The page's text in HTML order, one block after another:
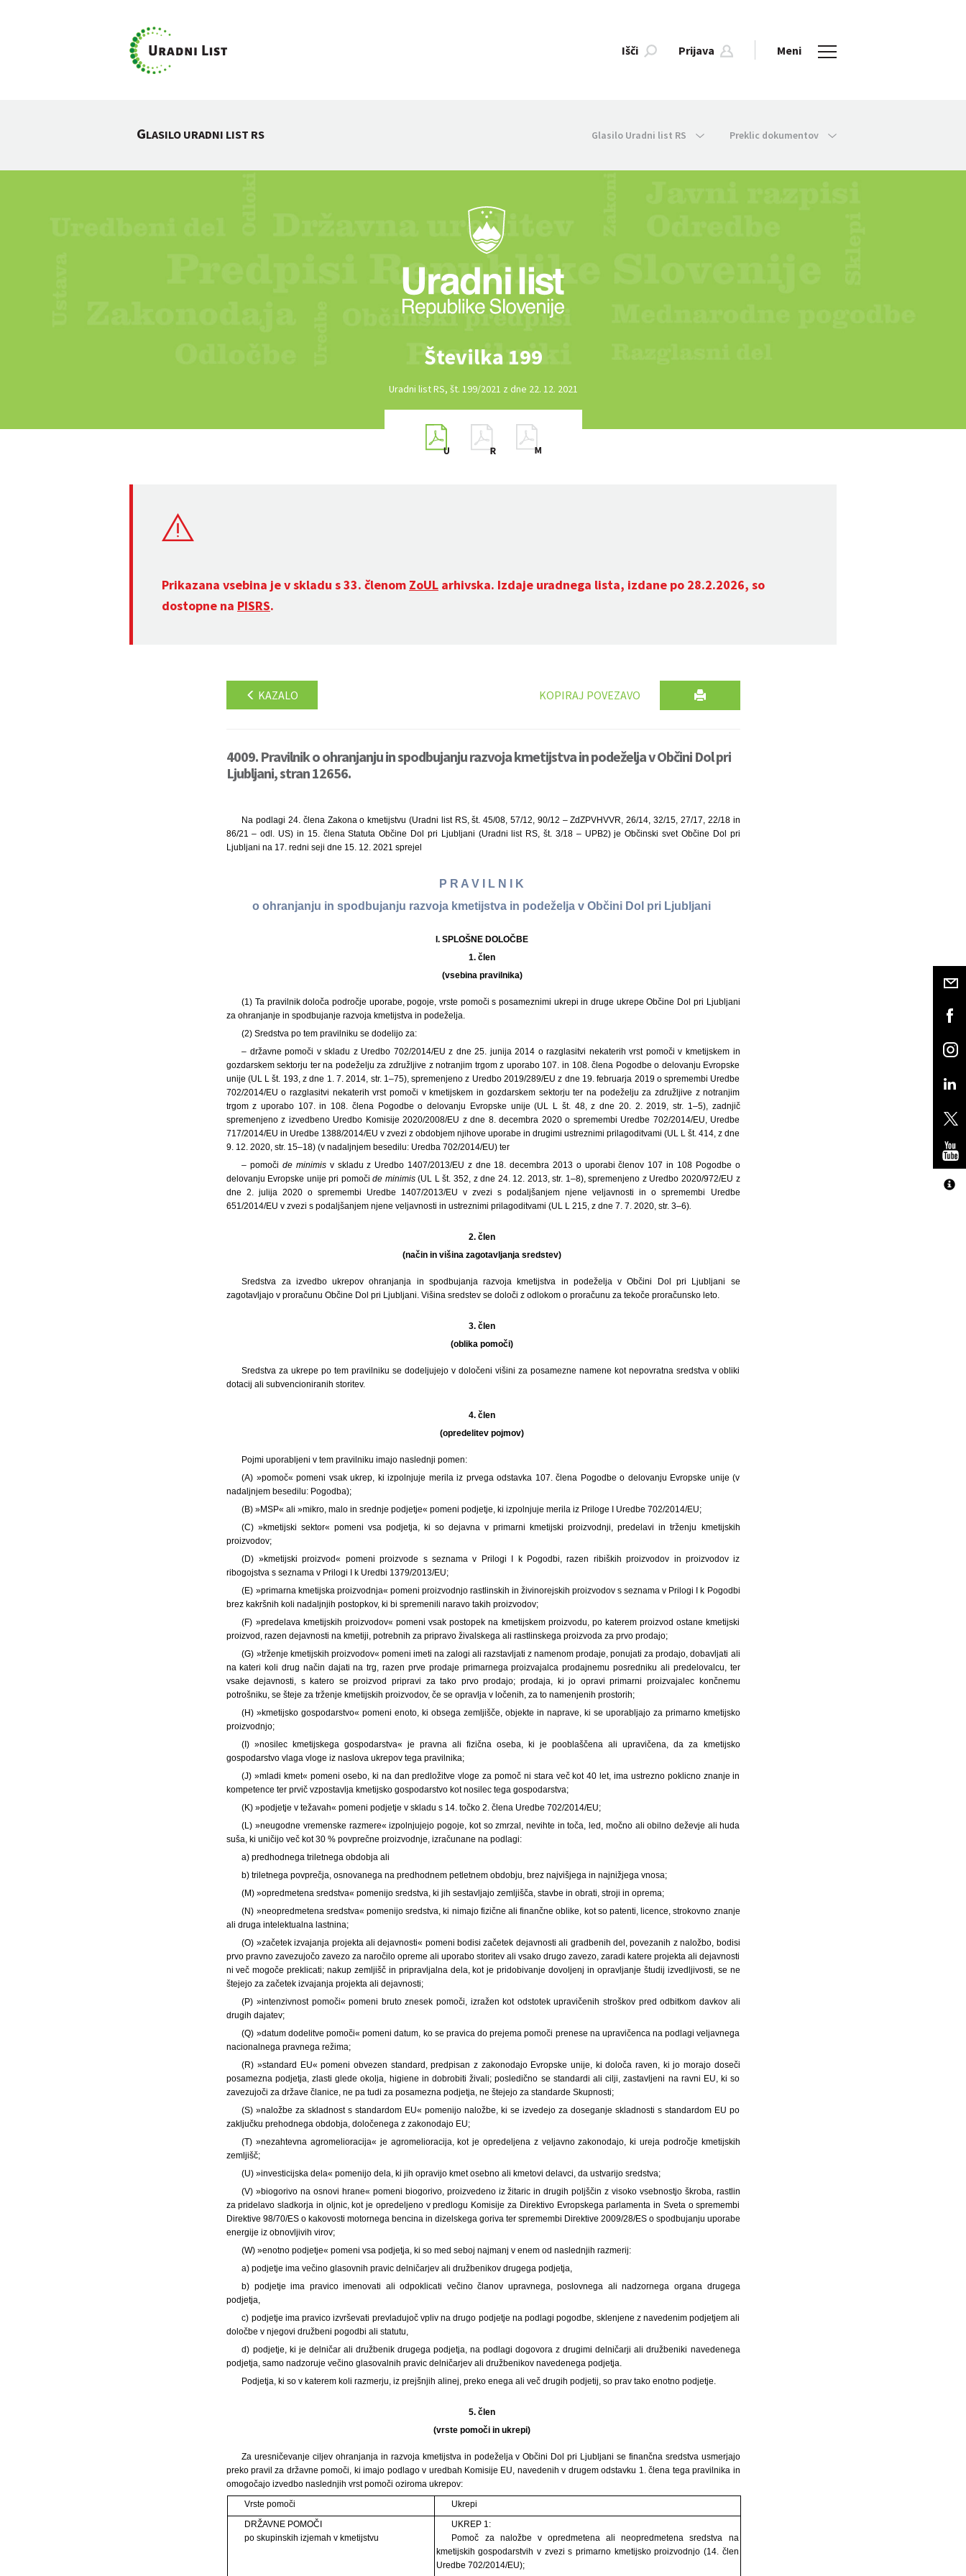
Išči Prijava Meni
GLASILO URADNI LIST RS Glasilo Uradni list RS Preklic dokumentov
Številka 199
Uradni list RS, št. 199/2021 z dne 22. 12. 2021
Prikazana vsebina je v skladu s 33. členom ZoUL arhivska. Izdaje uradnega lista, izdane po 28.2.2026, so
dostopne na PISRS.
KAZALO KOPIRAJ POVEZAVO
4009. Pravilnik o ohranjanju in spodbujanju razvoja kmetijstva in podeželja v Občini Dol pri
Ljubljani, stran 12656.
Na podlagi 24. člena Zakona o kmetijstvu (Uradni list RS, št. 45/08, 57/12, 90/12 – ZdZPVHVVR, 26/14, 32/15, 27/17, 22/18 in
86/21 – odl. US) in 15. člena Statuta Občine Dol pri Ljubljani (Uradni list RS, št. 3/18 – UPB2) je Občinski svet Občine Dol pri
Ljubljani na 17. redni seji dne 15. 12. 2021 sprejel
P R A V I L N I K
o ohranjanju in spodbujanju razvoja kmetijstva in podeželja v Občini Dol pri Ljubljani
I. SPLOŠNE DOLOČBE
1. člen
(vsebina pravilnika)
(1) Ta pravilnik določa področje uporabe, pogoje, vrste pomoči s posameznimi ukrepi in druge ukrepe Občine Dol pri Ljubljani
za ohranjanje in spodbujanje razvoja kmetijstva in podeželja.
(2) Sredstva po tem pravilniku se dodelijo za:
– državne pomoči v skladu z Uredbo 702/2014/EU z dne 25. junija 2014 o razglasitvi nekaterih vrst pomoči v kmetijskem in
gozdarskem sektorju ter na podeželju za združljive z notranjim trgom z uporabo 107. in 108. člena Pogodbe o delovanju Evropske
unije (UL L št. 193, z dne 1. 7. 2014, str. 1–75), spremenjeno z Uredbo 2019/289/EU z dne 19. februarja 2019 o spremembi Uredbe
702/2014/EU o razglasitvi nekaterih vrst pomoči v kmetijskem in gozdarskem sektorju ter na podeželju za združljive z notranjim
trgom z uporabo 107. in 108. člena Pogodbe o delovanju Evropske unije (UL L št. 48, z dne 20. 2. 2019, str. 1–5), zadnjič
spremenjeno z izvedbeno Uredbo Komisije 2020/2008/EU z dne 8. decembra 2020 o spremembi Uredbe 702/2014/EU, Uredbe
717/2014/EU in Uredbe 1388/2014/EU v zvezi z obdobjem njihove uporabe in drugimi ustreznimi prilagoditvami (UL L št. 414, z dne
9. 12. 2020, str. 15–18) (v nadaljnjem besedilu: Uredba 702/2014/EU) ter
– pomočide minimisv skladu z Uredbo 1407/2013/EU z dne 18. decembra 2013 o uporabi členov 107 in 108 Pogodbe o
delovanju Evropske unije pri pomočide minimis(UL L št. 352, z dne 24. 12. 2013, str. 1–8), spremenjeno z Uredbo 2020/972/EU z
dne 2. julija 2020 o spremembi Uredbe 1407/2013/EU v zvezi s podaljšanjem njene veljavnosti in o spremembi Uredbe
651/2014/EU v zvezi s podaljšanjem njene veljavnosti in ustreznimi prilagoditvami (UL L 215, z dne 7. 7. 2020, str. 3–6).
2. člen
(način in višina zagotavljanja sredstev)
Sredstva za izvedbo ukrepov ohranjanja in spodbujanja razvoja kmetijstva in podeželja v Občini Dol pri Ljubljani se
zagotavljajo v proračunu Občine Dol pri Ljubljani. Višina sredstev se določi z odlokom o proračunu za tekoče proračunsko leto.
3. člen
(oblika pomoči)
Sredstva za ukrepe po tem pravilniku se dodeljujejo v določeni višini za posamezne namene kot nepovratna sredstva v obliki
dotacij ali subvencioniranih storitev.
4. člen
(opredelitev pojmov)
Pojmi uporabljeni v tem pravilniku imajo naslednji pomen:
(A) »pomoč« pomeni vsak ukrep, ki izpolnjuje merila iz prvega odstavka 107. člena Pogodbe o delovanju Evropske unije (v
nadaljnjem besedilu: Pogodba);
(B) »MSP« ali »mikro, malo in srednje podjetje« pomeni podjetje, ki izpolnjuje merila iz Priloge I Uredbe 702/2014/EU;
(C) »kmetijski sektor« pomeni vsa podjetja, ki so dejavna v primarni kmetijski proizvodnji, predelavi in trženju kmetijskih
proizvodov;
(D) »kmetijski proizvod« pomeni proizvode s seznama v Prilogi I k Pogodbi, razen ribiških proizvodov in proizvodov iz
ribogojstva s seznama v Prilogi I k Uredbi 1379/2013/EU;
(E) »primarna kmetijska proizvodnja« pomeni proizvodnjo rastlinskih in živinorejskih proizvodov s seznama v Prilogi I k Pogodbi
brez kakršnih koli nadaljnjih postopkov, ki bi spremenili naravo takih proizvodov;
(F) »predelava kmetijskih proizvodov« pomeni vsak postopek na kmetijskem proizvodu, po katerem proizvod ostane kmetijski
proizvod, razen dejavnosti na kmetiji, potrebnih za pripravo živalskega ali rastlinskega proizvoda za prvo prodajo;
(G) »trženje kmetijskih proizvodov« pomeni imeti na zalogi ali razstavljati z namenom prodaje, ponujati za prodajo, dobavljati ali
na kateri koli drug način dajati na trg, razen prve prodaje primarnega proizvajalca prodajnemu posredniku ali predelovalcu, ter
vsake dejavnosti, s katero se proizvod pripravi za tako prvo prodajo; prodaja, ki jo opravi primarni proizvajalec končnemu
potrošniku, se šteje za trženje kmetijskih proizvodov, če se opravlja v ločenih, za to namenjenih prostorih;
(H) »kmetijsko gospodarstvo« pomeni enoto, ki obsega zemljišče, objekte in naprave, ki se uporabljajo za primarno kmetijsko
proizvodnjo;
(I) »nosilec kmetijskega gospodarstva« je pravna ali fizična oseba, ki je pooblaščena ali upravičena, da za kmetijsko
gospodarstvo vlaga vloge iz naslova ukrepov tega pravilnika;
(J) »mladi kmet« pomeni osebo, ki na dan predložitve vloge za pomoč ni stara več kot 40 let, ima ustrezno poklicno znanje in
kompetence ter prvič vzpostavlja kmetijsko gospodarstvo kot nosilec tega gospodarstva;
(K) »podjetje v težavah« pomeni podjetje v skladu s 14. točko 2. člena Uredbe 702/2014/EU;
(L) »neugodne vremenske razmere« izpolnjujejo pogoje, kot so zmrzal, nevihte in toča, led, močno ali obilno deževje ali huda
suša, ki uničijo več kot 30 % povprečne proizvodnje, izračunane na podlagi:
a) predhodnega triletnega obdobja ali
b) triletnega povprečja, osnovanega na predhodnem petletnem obdobju, brez najvišjega in najnižjega vnosa;
(M) »opredmetena sredstva« pomenijo sredstva, ki jih sestavljajo zemljišča, stavbe in obrati, stroji in oprema;
(N) »neopredmetena sredstva« pomenijo sredstva, ki nimajo fizične ali finančne oblike, kot so patenti, licence, strokovno znanje
ali druga intelektualna lastnina;
(O) »začetek izvajanja projekta ali dejavnosti« pomeni bodisi začetek dejavnosti ali gradbenih del, povezanih z naložbo, bodisi
prvo pravno zavezujočo zavezo za naročilo opreme ali uporabo storitev ali vsako drugo zavezo, zaradi katere projekta ali dejavnosti
ni več mogoče preklicati; nakup zemljišč in pripravljalna dela, kot je pridobivanje dovoljenj in opravljanje študij izvedljivosti, se ne
štejejo za začetek izvajanja projekta ali dejavnosti;
(P) »intenzivnost pomoči« pomeni bruto znesek pomoči, izražen kot odstotek upravičenih stroškov pred odbitkom davkov ali
drugih dajatev;
(Q) »datum dodelitve pomoči« pomeni datum, ko se pravica do prejema pomoči prenese na upravičenca na podlagi veljavnega
nacionalnega pravnega režima;
(R) »standard EU« pomeni obvezen standard, predpisan z zakonodajo Evropske unije, ki določa raven, ki jo morajo doseči
posamezna podjetja, zlasti glede okolja, higiene in dobrobiti živali; posledično se standardi ali cilji, zastavljeni na ravni EU, ki so
zavezujoči za države članice, ne pa tudi za posamezna podjetja, ne štejejo za standarde Skupnosti;
(S) »naložbe za skladnost s standardom EU« pomenijo naložbe, ki se izvedejo za doseganje skladnosti s standardom EU po
zaključku prehodnega obdobja, določenega z zakonodajo EU;
(T) »nezahtevna agromelioracija« je agromelioracija, kot je opredeljena z veljavno zakonodajo, ki ureja področje kmetijskih
zemljišč;
(U) »investicijska dela« pomenijo dela, ki jih opravijo kmet osebno ali kmetovi delavci, da ustvarijo sredstva;
(V) »biogorivo na osnovi hrane« pomeni biogorivo, proizvedeno iz žitaric in drugih poljščin z visoko vsebnostjo škroba, rastlin
za pridelavo sladkorja in oljnic, kot je opredeljeno v predlogu Komisije za Direktivo Evropskega parlamenta in Sveta o spremembi
Direktive 98/70/ES o kakovosti motornega bencina in dizelskega goriva ter spremembi Direktive 2009/28/ES o spodbujanju uporabe
energije iz obnovljivih virov;
(W) »enotno podjetje« pomeni vsa podjetja, ki so med seboj najmanj v enem od naslednjih razmerij:
a) podjetje ima večino glasovnih pravic delničarjev ali družbenikov drugega podjetja,
b) podjetje ima pravico imenovati ali odpoklicati večino članov upravnega, poslovnega ali nadzornega organa drugega
podjetja,
c) podjetje ima pravico izvrševati prevladujoč vpliv na drugo podjetje na podlagi pogodbe, sklenjene z navedenim podjetjem ali
določbe v njegovi družbeni pogodbi ali statutu,
d) podjetje, ki je delničar ali družbenik drugega podjetja, na podlagi dogovora z drugimi delničarji ali družbeniki navedenega
podjetja, samo nadzoruje večino glasovalnih pravic delničarjev ali družbenikov navedenega podjetja.
Podjetja, ki so v katerem koli razmerju, iz prejšnjih alinej, preko enega ali več drugih podjetij, so prav tako enotno podjetje.
5. člen
(vrste pomoči in ukrepi)
Za uresničevanje ciljev ohranjanja in razvoja kmetijstva in podeželja v Občini Dol pri Ljubljani se finančna sredstva usmerjajo
preko pravil za državne pomoči, ki imajo podlago v uredbah Komisije EU, navedenih v drugem odstavku 1. člena tega pravilnika in
omogočajo izvedbo naslednjih vrst pomoči oziroma ukrepov:
Vrste pomoči
Ukrepi
DRŽAVNE POMOČI
po skupinskih izjemah v kmetijstvu
UKREP 1:
Pomoč za naložbe v opredmetena ali neopredmetena sredstva na
kmetijskih gospodarstvih v zvezi s primarno kmetijsko proizvodnjo (14. člen
Uredbe 702/2014/EU);